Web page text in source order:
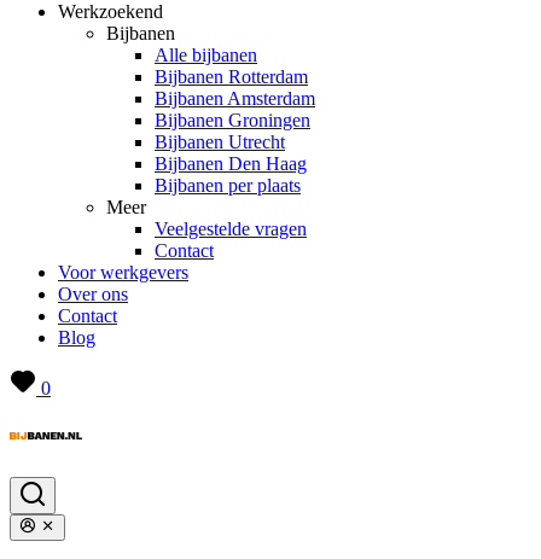
Werkzoekend
Bijbanen
Alle bijbanen
Bijbanen Rotterdam
Bijbanen Amsterdam
Bijbanen Groningen
Bijbanen Utrecht
Bijbanen Den Haag
Bijbanen per plaats
Meer
Veelgestelde vragen
Contact
Voor werkgevers
Over ons
Contact
Blog
0